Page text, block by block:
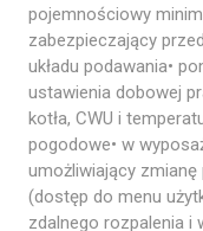
pojemnościowy
zabezpieczający
układu podawania•
ustawienia dobowej
kotła, CWU i
pogodowe• w
umożliwiający zmianę
(dostęp do menu
zdalnego rozpalenia i